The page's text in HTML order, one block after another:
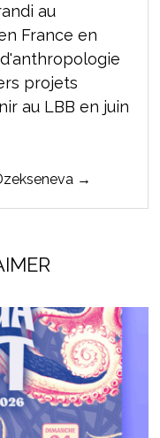
au
France en
projets
au LBB en juin
→